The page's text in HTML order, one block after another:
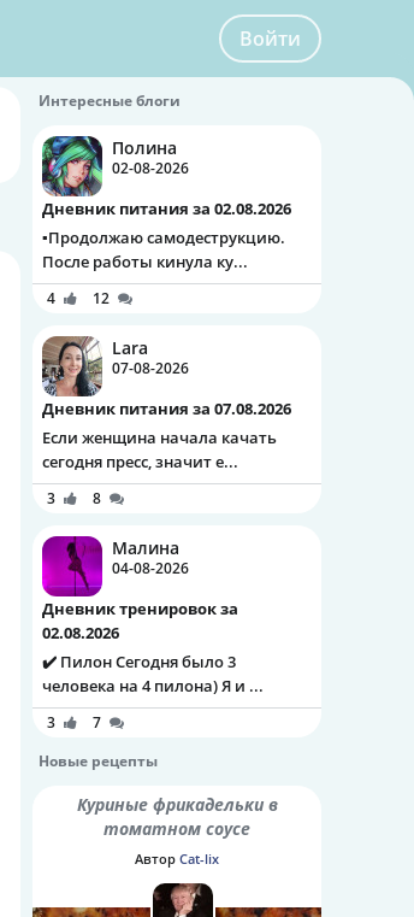
Войти
Интересные блоги
Полина
02-08-2026
Дневник питания за 02.08.2026
▪️Продолжаю самодеструкцию.
После работы кинула ку...
4 12
Lara
07-08-2026
Дневник питания за 07.08.2026
Если женщина начала качать
сегодня пресс, значит е...
3 8
Малина
04-08-2026
Дневник тренировок за
02.08.2026
✔️ Пилон Сегодня было 3
человека на 4 пилона) Я и ...
3
7
Новые рецепты
Куриные фрикадельки в
томатном соусе
Автор Cat-lix